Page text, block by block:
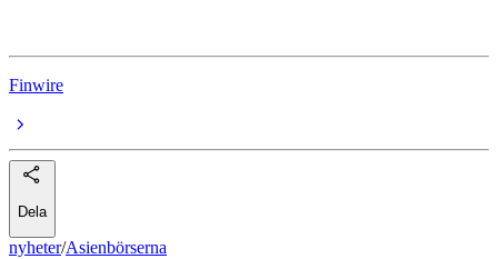
Finwire
Dela
nyheter/Asienbörserna